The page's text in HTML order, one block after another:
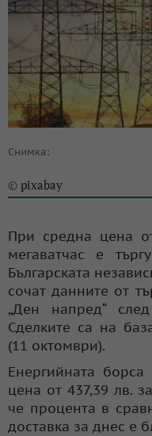
Снимка:
© pixabay
При средна цена
мегаватчас е
Българската
сочат данните от
„Ден напред“
Сделките са на
(11 октомври).
Енергийната
цена от 437,39 лв.
че процента в
доставка за днес е